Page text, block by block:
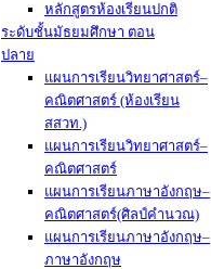
หลักสูตรห้องเรียนปกติ
ระดับชั้นมัธยมศึกษา ตอน
ปลาย
แผนการเรียนวิทยาศาสตร์–
คณิตศาสตร์ (ห้องเรียน
สสวท.)
แผนการเรียนวิทยาศาสตร์–
คณิตศาสตร์
แผนการเรียนภาษาอังกฤษ–
คณิตศาสตร์(ศิลป์คำนวณ)
แผนการเรียนภาษาอังกฤษ–
ภาษาอังกฤษ